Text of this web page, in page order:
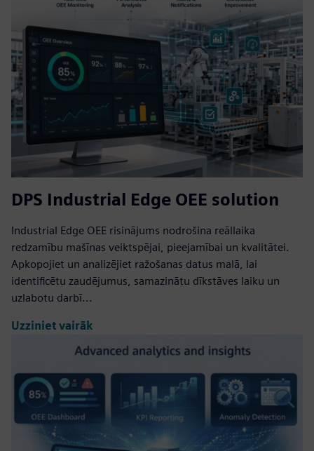
DPS Industrial Edge OEE solution
Industrial Edge OEE risinājums nodrošina reāllaika
redzamību mašīnas veiktspējai, pieejamībai un kvalitātei.
Apkopojiet un analizējiet ražošanas datus malā, lai
identificētu zaudējumus, samazinātu dīkstāves laiku un
uzlabotu darbī...
Uzziniet vairāk